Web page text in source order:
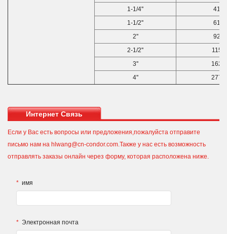
1-1/4''
410
1-1/2''
610
2''
920
2-1/2''
1150
3''
1620
4''
2770
Интернет Связь
Если у Вас есть вопросы или предложения,пожалуйста отправите
письмо нам на hlwang@cn-condor.com.Также у нас есть возможность
отправлять заказы онлайн через форму, которая расположена ниже.
* имя
* Электронная почта